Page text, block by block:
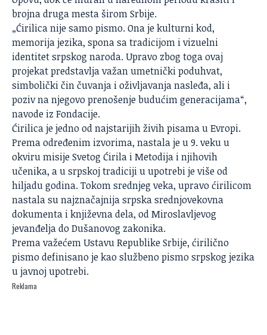
brojna druga mesta širom Srbije.
„Ćirilica nije samo pismo. Ona je kulturni kod,
memorija jezika, spona sa tradicijom i vizuelni
identitet srpskog naroda. Upravo zbog toga ovaj
projekat predstavlja važan umetnički poduhvat,
simbolički čin čuvanja i oživljavanja nasleđa, ali i
poziv na njegovo prenošenje budućim generacijama“,
navode iz Fondacije.
Ćirilicaje jedno od najstarijih živih pisama u Evropi.
Prema određenim izvorima, nastala je u 9. veku u
okviru misije Svetog Ćirila i Metodija i njihovih
učenika, a u srpskoj tradiciji u upotrebi je više od
hiljadu godina. Tokom srednjeg veka, upravo ćirilicom
nastala su najznačajnija srpska srednjovekovna
dokumenta i književna dela, od Miroslavljevog
jevanđelja do Dušanovog zakonika.
Prema važećem Ustavu Republike Srbije, ćirilično
pismo definisano je kao službeno pismo srpskog jezika
u javnoj upotrebi.
Reklama